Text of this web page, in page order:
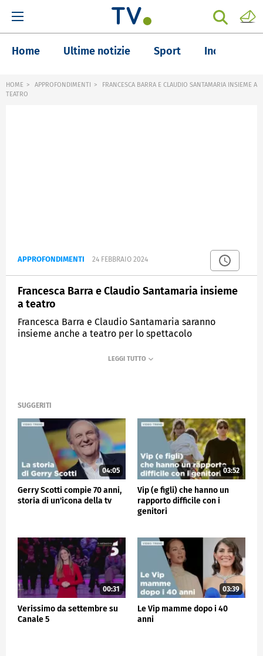
Home Ultime notizie Sport Inchieste
HOME APPROFONDIMENTI
FRANCESCA BARRA E CLAUDIO SANTAMARIA INSIEME A
TEATRO
APPROFONDIMENTI 24 FEBBRAIO 2024
Francesca Barra e Claudio Santamaria insieme
a teatro
Francesca Barra e Claudio Santamaria saranno
insieme anche a teatro per lo spettacolo
SUGGERITI
04:05
Gerry Scotti compie 70 anni,
storia di un'icona della tv
03:52
Vip (e figli) che hanno un
rapporto difficile con i
genitori
00:31
Verissimo da settembre su
Canale 5
03:39
Le Vip mamme dopo i 40
anni